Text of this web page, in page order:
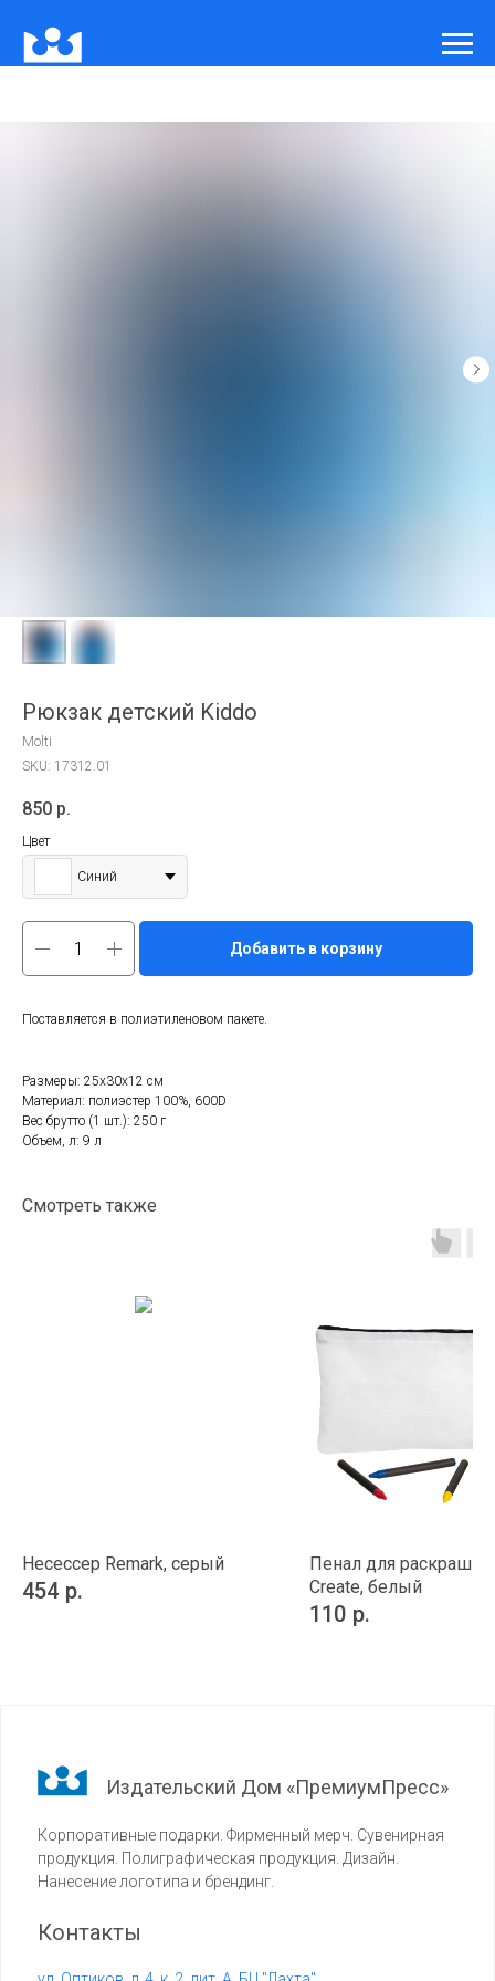
Рюкзак детский Kiddo
Molti
SKU: 17312.01
850 р.
Цвет
Синий
Добавить в корзину
Поставляется в полиэтиленовом пакете.
Размеры: 25x30x12 см
Материал: полиэстер 100%, 600D
Вес брутто (1 шт.): 250 г
Объем, л: 9 л
Смотреть также
Несессер Remark, серый
454 р.
Пенал для
Create, белый
110 р.
Издательский Дом «ПремиумПресс»
Корпоративные подарки. Фирменный мерч. Сувенирная
продукция. Полиграфическая продукция. Дизайн.
Нанесение логотипа и брендинг.
Контакты